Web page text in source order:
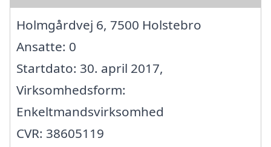
Holmgårdvej 6, 7500 Holstebro
Ansatte: 0
Startdato: 30. april 2017,
Virksomhedsform:
Enkeltmandsvirksomhed
CVR: 38605119